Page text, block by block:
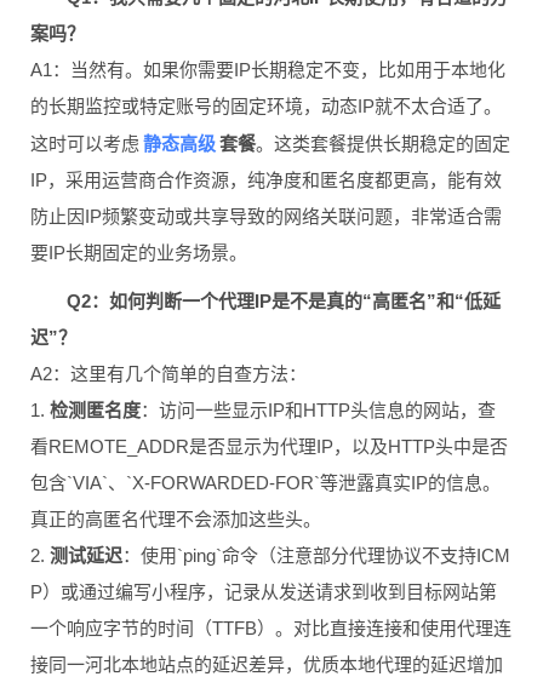
案吗？
A1：当然有。如果你需要IP长期稳定不变，比如用于本地化
的长期监控或特定账号的固定环境，动态IP就不太合适了。
这时可以考虑 静态高级套餐。这类套餐提供长期稳定的固定
IP，采用运营商合作资源，纯净度和匿名度都更高，能有效
防止因IP频繁变动或共享导致的网络关联问题，非常适合需
要IP长期固定的业务场景。
Q2：如何判断一个代理IP是不是真的“高匿名”和“低延
迟”？
A2：这里有几个简单的自查方法：
1. 检测匿名度：访问一些显示IP和HTTP头信息的网站，查
看REMOTE_ADDR是否显示为代理IP，以及HTTP头中是否
包含`VIA`、`X-FORWARDED-FOR`等泄露真实IP的信息。
真正的高匿名代理不会添加这些头。
2. 测试延迟：使用`ping`命令（注意部分代理协议不支持ICM
P）或通过编写小程序，记录从发送请求到收到目标网站第
一个响应字节的时间（TTFB）。对比直接连接和使用代理连
接同一河北本地站点的延迟差异，优质本地代理的延迟增加